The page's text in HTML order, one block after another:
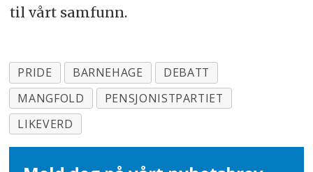
til vårt samfunn.
PRIDE BARNEHAGE
DEBATT
MANGFOLD
PENSJONISTPARTIET
LIKEVERD